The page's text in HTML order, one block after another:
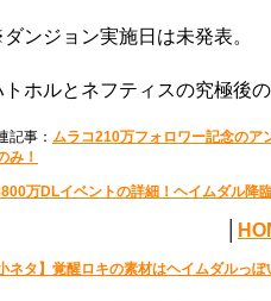
ンジョン実施日は未発表。
トホルとネフティスの究極後
記事： ムラコ210万フォロワー記念のア
み！
万DLイベントの詳細！ヘイムダル降
小ネタ】覚醒ロキの素材はヘイムダルっ